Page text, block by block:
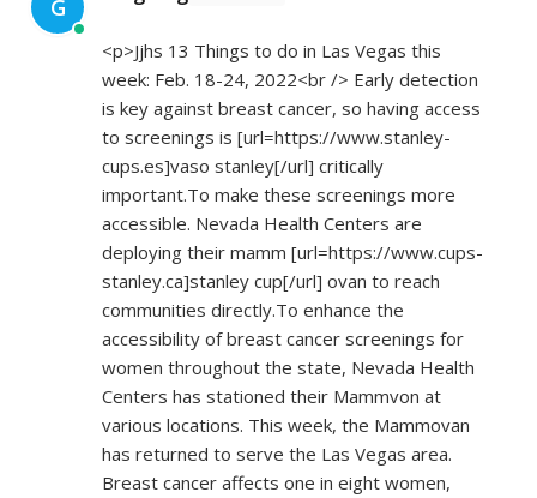
G
<p>Jjhs 13 Things to do in Las Vegas this
week: Feb. 18-24, 2022<br /> Early detection
is key against breast cancer, so having access
to screenings is [url=https://www.stanley-
cups.es]vaso stanley[/url] critically
important.To make these screenings more
accessible. Nevada Health Centers are
deploying their mamm [url=https://www.cups-
stanley.ca]stanley cup[/url] ovan to reach
communities directly.To enhance the
accessibility of breast cancer screenings for
women throughout the state, Nevada Health
Centers has stationed their Mammvon at
various locations. This week, the Mammovan
has returned to serve the Las Vegas area.
Breast cancer affects one in eight women,